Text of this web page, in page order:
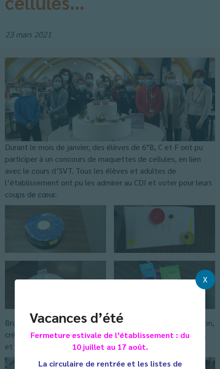
Vacances d’été
Fermeture estivale de l’établissement : du
10 juillet au 17 août.
La circulaire de rentrée et les listes de
X
23 mars 2021
Durant le mois de janvier, des élèves de 6°B, C et F ont pu
participer à un concours de maquettes de cellules, en lien
avec le cours d’SVT. Tous les élèves et adultes de
l’établissement ont pu les admirer au CDI et voter pour leurs
coups de cœur.
Bravo aux 16 élèves qui ont relevé le défi et allié imagination,
créativité et rigueur scientifique pour créer ces maquettes,
et merci à tous d’avoir voté !